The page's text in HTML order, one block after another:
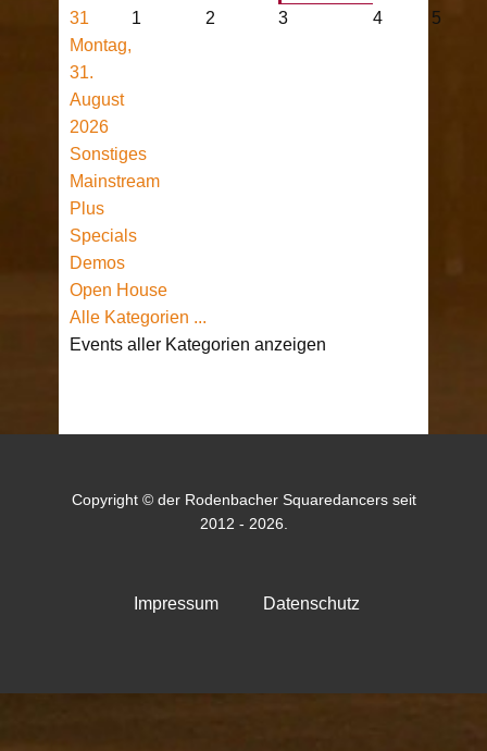
31
Montag,
31.
August
2026
1 2 3 4 5
Sonstiges
Mainstream
Plus
Specials
Demos
Open House
Alle Kategorien ...
Events aller Kategorien anzeigen
Copyright © der Rodenbacher Squaredancers seit
2012 - 2026.
Impressum Datenschutz